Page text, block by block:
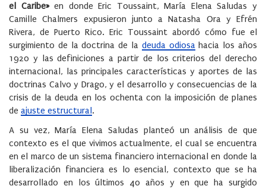
el Caribe»en donde Eric Toussaint, María Elena Saludas y
Camille Chalmers expusieron junto a Natasha Ora y Efrén
Rivera, de Puerto Rico. Eric Toussaint abordó cómo fue el
surgimiento de la doctrina de la deuda odiosahacia los años
1920 y las definiciones a partir de los criterios del derecho
internacional, las principales características y aportes de las
doctrinas Calvo y Drago, y el desarrollo y consecuencias de la
crisis de la deuda en los ochenta con la imposición de planes
de ajuste estructural.
A su vez, María Elena Saludas planteó un análisis de que
contexto es el que vivimos actualmente, el cual se encuentra
en el marco de un sistema financiero internacional en donde la
liberalización financiera es lo esencial, contexto que se ha
desarrollado en los últimos 40 años y en que ha surgido